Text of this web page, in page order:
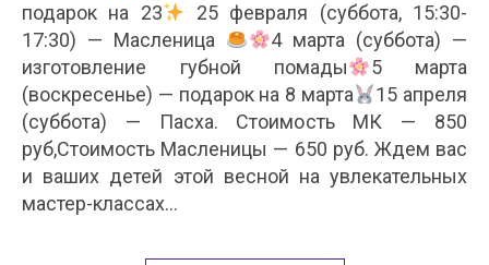
подарок на 23
25 февраля (суббота, 15:30-
17:30) — Масленица
4 марта (суббота) —
изготовление губной помады
5 марта
(воскресенье) — подарок на 8 марта
15 апреля
(суббота) — Пасха. Стоимость МК — 850
руб,Стоимость Масленицы — 650 руб. Ждем вас
и ваших детей этой весной на увлекательных
мастер-классах…